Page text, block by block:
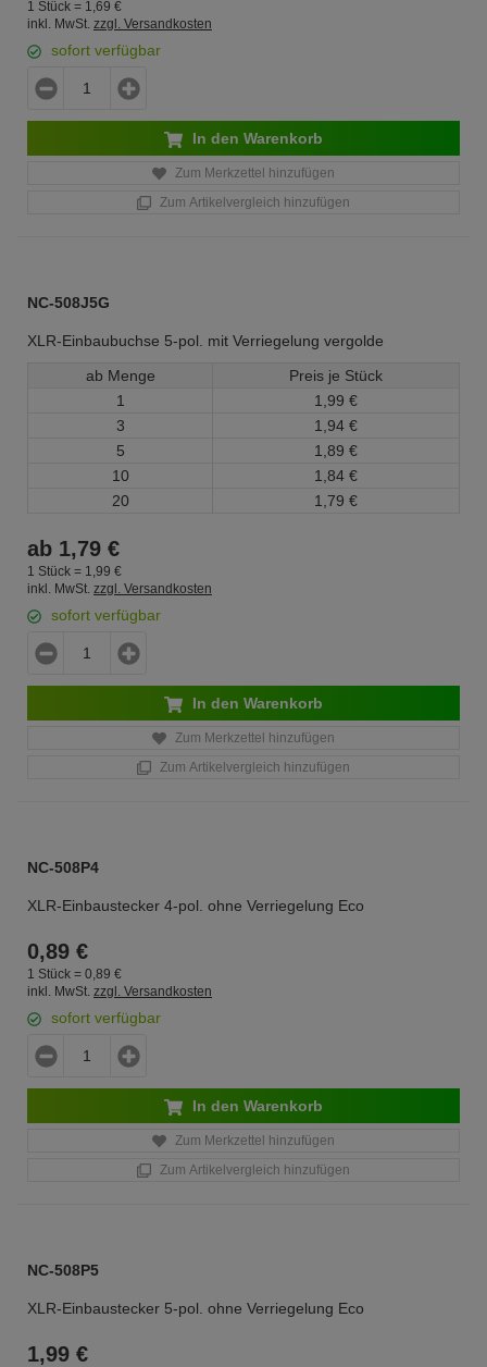
1 Stück = 1, 69 €
inkl. MwSt. zzgl. Versandkosten
sofort verfügbar
In den Warenkorb
Zum Merkzettel hinzufügen
Zum Artikelvergleich hinzufügen
NC-508J5G
XLR-Einbaubuchse 5-pol. mit Verriegelung vergolde
ab Menge
Preis je Stück
1
1, 99 €
3
1, 94 €
5
1, 89 €
10
1, 84 €
20
1, 79 €
ab 1,79 €
1 Stück = 1, 99 €
inkl. MwSt. zzgl. Versandkosten
sofort verfügbar
In den Warenkorb
Zum Merkzettel hinzufügen
Zum Artikelvergleich hinzufügen
NC-508P4
XLR-Einbaustecker 4-pol. ohne Verriegelung Eco
0,89 €
1 Stück = 0, 89 €
inkl. MwSt. zzgl. Versandkosten
sofort verfügbar
In den Warenkorb
Zum Merkzettel hinzufügen
Zum Artikelvergleich hinzufügen
NC-508P5
XLR-Einbaustecker 5-pol. ohne Verriegelung Eco
1,99 €